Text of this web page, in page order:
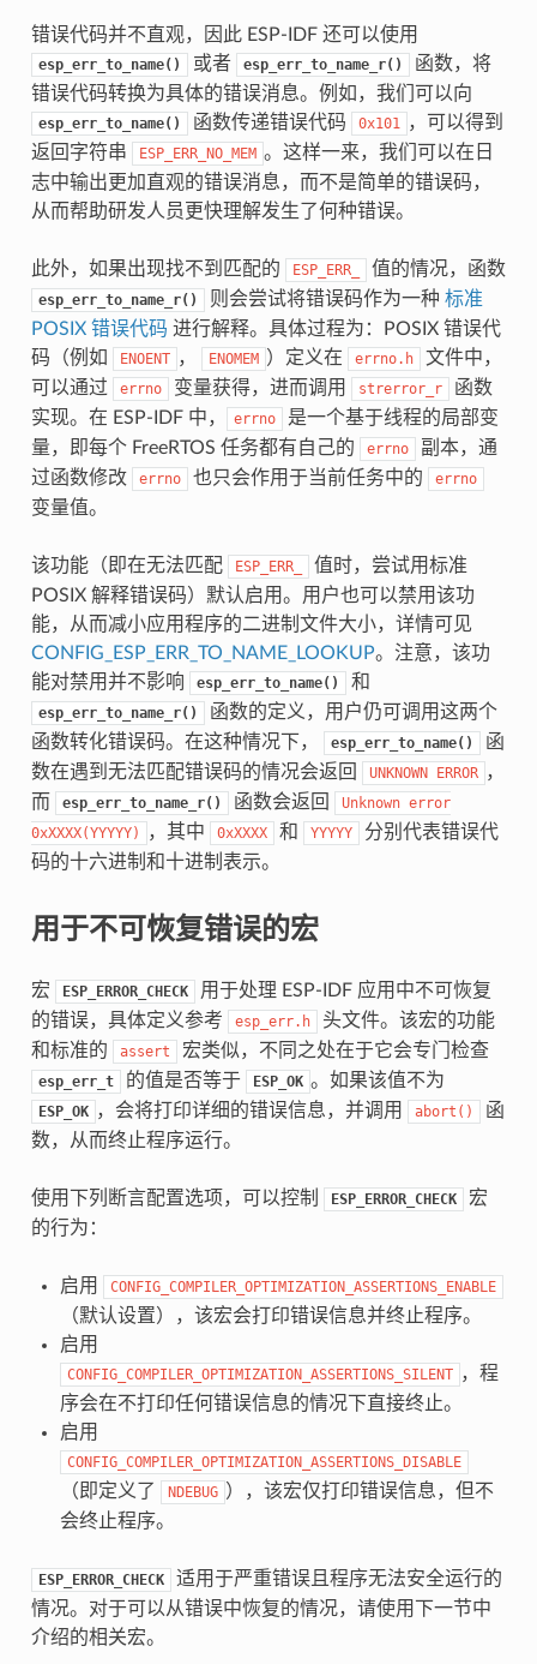
错误代码并不直观，因此 ESP-IDF 还可以使用
esp_err_to_name() 或者 esp_err_to_name_r()
函数，将
错误代码转换为具体的错误消息。例如，我们可以向
esp_err_to_name() 函数传递错误代码 0x101 ，可以得到
返回字符串
ESP_ERR_NO_MEM 。这样一来，我们可以在日
志中输出更加直观的错误消息，而不是简单的错误码，
从而帮助研发人员更快理解发生了何种错误。
此外，如果出现找不到匹配的 ESP_ERR_ 值的情况，函数
esp_err_to_name_r() 则会尝试将错误码作为一种 标准
POSIX 错误代码 进行解释。具体过程为：POSIX 错误代
码（例如
ENOENT ， ENOMEM ）定义在 errno.h
文件中，
可以通过
errno 变量获得，进而调用 strerror_r
函数
实现。在 ESP-IDF 中，
errno
是一个基于线程的局部变
量，即每个 FreeRTOS 任务都有自己的
errno
副本，通
过函数修改
errno 也只会作用于当前任务中的 errno
变量值。
该功能（即在无法匹配 ESP_ERR_
值时，尝试用标准
POSIX 解释错误码）默认启用。用户也可以禁用该功
能，从而减小应用程序的二进制文件大小，详情可见
CONFIG_ESP_ERR_TO_NAME_LOOKUP。注意，该功
能对禁用并不影响
esp_err_to_name() 和
esp_err_to_name_r()
函数的定义，用户仍可调用这两个
函数转化错误码。在这种情况下，
esp_err_to_name()
函
数在遇到无法匹配错误码的情况会返回
UNKNOWN ERROR ，
而
esp_err_to_name_r() 函数会返回 Unknown error
0xXXXX(YYYYY)
，其中 0xXXXX 和 YYYYY
分别代表错误代
码的十六进制和十进制表示。
用于不可恢复错误的宏
宏 ESP_ERROR_CHECK
用于处理 ESP-IDF 应用中不可恢复
的错误，具体定义参考
esp_err.h
头文件。该宏的功能
和标准的
assert 宏类似，不同之处在于它会专门检查
esp_err_t 的值是否等于 ESP_OK 。如果该值不为
ESP_OK ，会将打印详细的错误信息，并调用 abort()
函
数，从而终止程序运行。
使用下列断言配置选项，可以控制 ESP_ERROR_CHECK
宏
的行为：
启用 CONFIG_COMPILER_OPTIMIZATION_ASSERTIONS_ENABLE
（默认设置），该宏会打印错误信息并终止程序。
启用
CONFIG_COMPILER_OPTIMIZATION_ASSERTIONS_SILENT ，程
序会在不打印任何错误信息的情况下直接终止。
启用
CONFIG_COMPILER_OPTIMIZATION_ASSERTIONS_DISABLE
（即定义了 NDEBUG ），该宏仅打印错误信息，但不
会终止程序。
ESP_ERROR_CHECK
适用于严重错误且程序无法安全运行的
情况。对于可以从错误中恢复的情况，请使用下一节中
介绍的相关宏。